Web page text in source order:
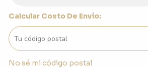
Calcular Costo De Envío:
No sé mi código postal